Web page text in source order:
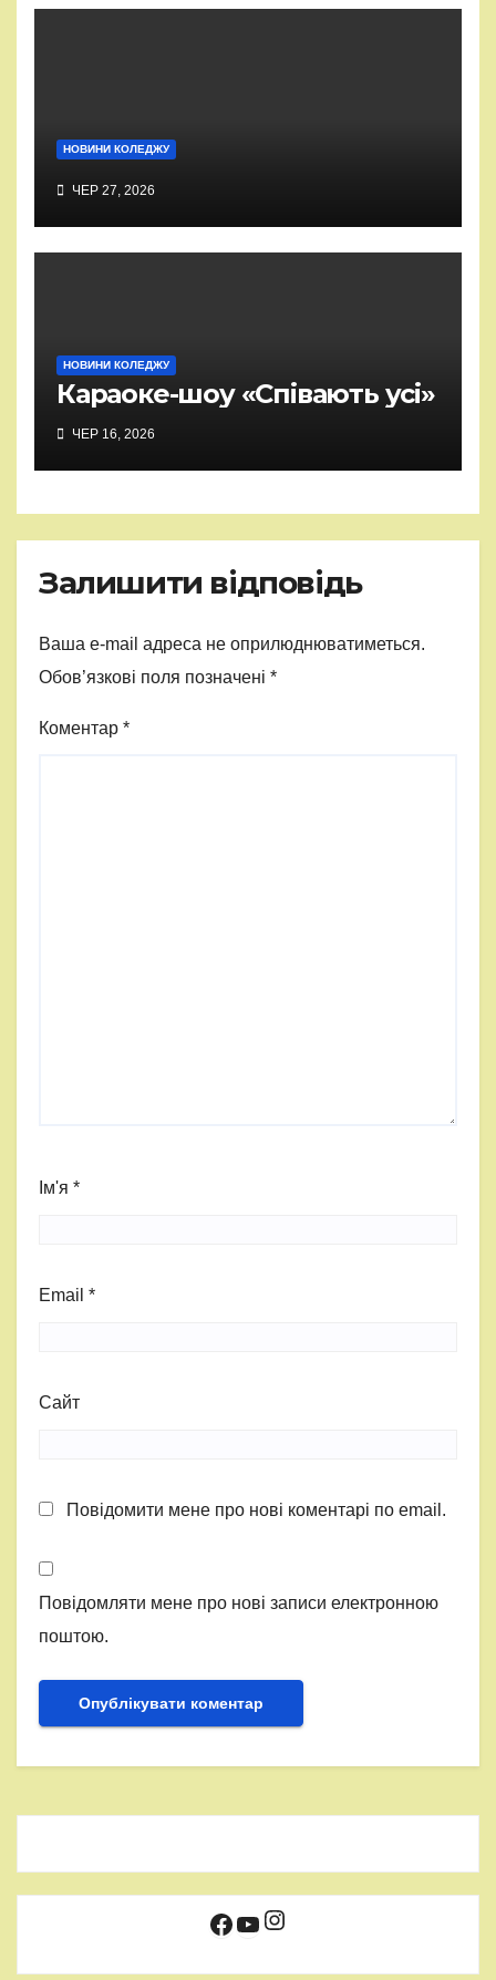
НОВИНИ КОЛЕДЖУ
ЧЕР 27, 2026
НОВИНИ КОЛЕДЖУ
Караоке-шоу «Співають усі»
ЧЕР 16, 2026
Залишити відповідь
Ваша e-mail адреса не оприлюднюватиметься.
Обов’язкові поля позначені *
Коментар *
Ім'я *
Email *
Сайт
Повідомити мене про нові коментарі по email.
Повідомляти мене про нові записи електронною
поштою.
Facebook
YouTube
Instagram